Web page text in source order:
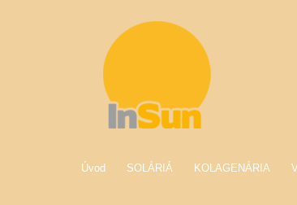
Úvod SOLÁRIÁ KOLAGENÁRIA